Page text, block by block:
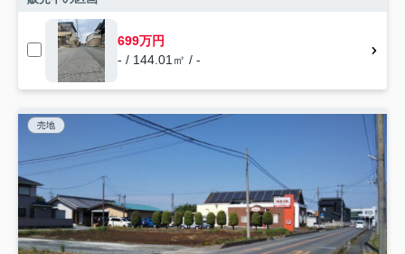
699万円
- / 144.01㎡ / -
売地